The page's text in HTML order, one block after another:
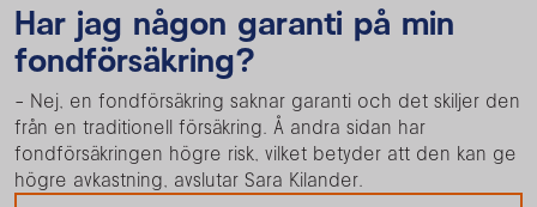
Har jag någon garanti på min
fondförsäkring?
- Nej, en fondförsäkring saknar garanti och det skiljer den
från en traditionell försäkring. Å andra sidan har
fondförsäkringen högre risk, vilket betyder att den kan ge
högre avkastning, avslutar Sara Kilander.